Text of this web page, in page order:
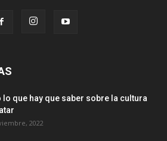
lo que hay que saber sobre la cultura
2022